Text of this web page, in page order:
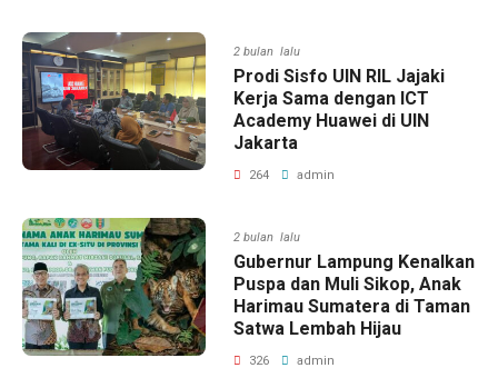
2 bulan lalu
Prodi Sisfo UIN RIL Jajaki
Kerja Sama dengan ICT
Academy Huawei di UIN
Jakarta
264 admin
2 bulan lalu
Gubernur Lampung Kenalkan
Puspa dan Muli Sikop, Anak
Harimau Sumatera di Taman
Satwa Lembah Hijau
326 admin